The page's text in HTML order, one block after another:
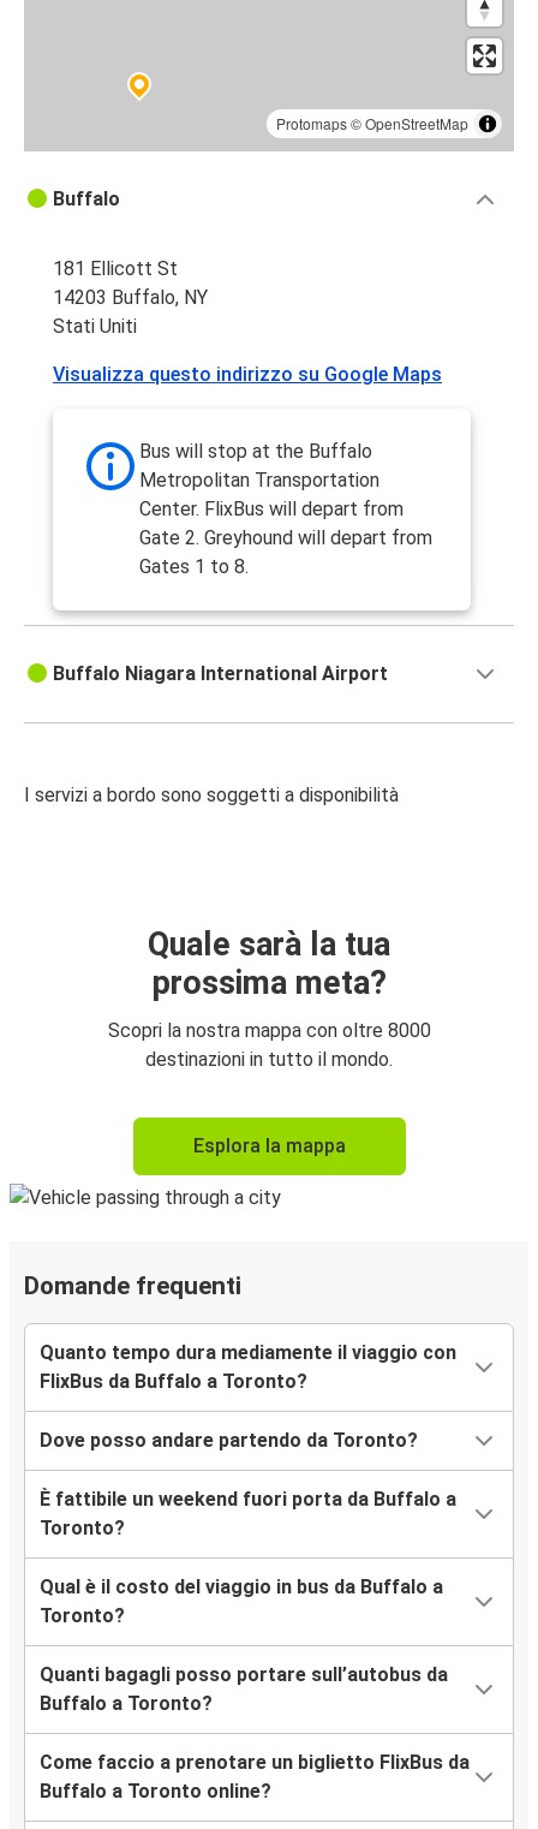
Protomaps©OpenStreetMap
Buffalo
181 Ellicott St
14203 Buffalo, NY
Stati Uniti
Visualizza questo indirizzo su Google Maps
Bus will stop at the Buffalo
Metropolitan Transportation
Center. FlixBus will depart from
Gate 2. Greyhound will depart from
Gates 1 to 8.
Buffalo Niagara International Airport
I servizi a bordo sono soggetti a disponibilità
Quale sarà la tua
prossima meta?
Scopri la nostra mappa con oltre 8000
destinazioni in tutto il mondo.
Esplora la mappa
Domande frequenti
Quanto tempo dura mediamente il viaggio con
FlixBus da Buffalo a Toronto?
Dove posso andare partendo da Toronto?
È fattibile un weekend fuori porta da Buffalo a
Toronto?
Qual è il costo del viaggio in bus da Buffalo a
Toronto?
Quanti bagagli posso portare sull’autobus da
Buffalo a Toronto?
Come faccio a prenotare un biglietto FlixBus da
Buffalo a Toronto online?